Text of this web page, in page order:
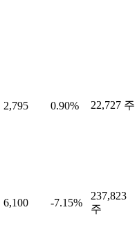
2,795 0.90% 22,727 주
6,100 -7.15%
237,823
주